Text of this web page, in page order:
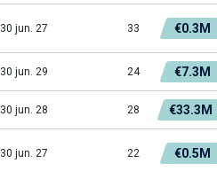
30 jun. 27 33 €0.3M
30 jun. 29 24 €7.3M
30 jun. 28 28 €33.3M
30 jun. 27 22 €0.5M